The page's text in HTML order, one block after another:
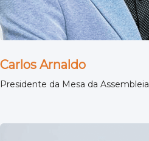
Carlos Arnaldo
Presidente da Mesa da Assembleia